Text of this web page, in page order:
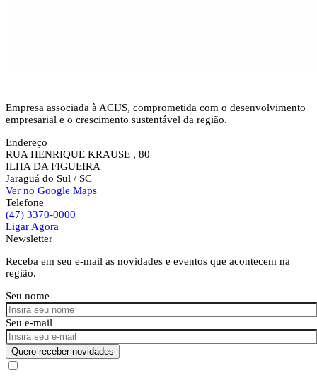
Empresa associada à ACIJS, comprometida com o desenvolvimento
empresarial e o crescimento sustentável da região.
Endereço
RUA HENRIQUE KRAUSE , 80
ILHA DA FIGUEIRA
Jaraguá do Sul / SC
Ver no Google Maps
Telefone
(47) 3370-0000
Ligar Agora
Newsletter
Receba em seu e-mail as novidades e eventos que acontecem na
região.
Seu nome
Seu e-mail
Quero receber novidades